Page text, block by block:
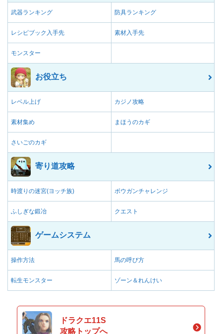
武器ランキング 防具ランキング
レシピブック入手先 素材入手先
モンスター
お役立ち
レベル上げ カジノ攻略
素材集め まほうのカギ
さいごのカギ
寄り道攻略
時渡りの迷宮(ヨッチ族) ボウガンチャレンジ
ふしぎな鍛冶 クエスト
ゲームシステム
操作方法 馬の呼び方
転生モンスター ゾーン＆れんけい
ドラクエ11S
攻略トップへ